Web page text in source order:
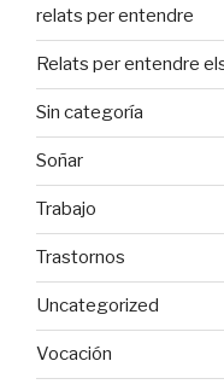
relats per entendre
Relats per entendre
Sin categoría
Soñar
Trabajo
Trastornos
Uncategorized
Vocación